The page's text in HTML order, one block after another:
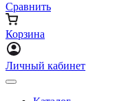
Сравнить
Корзина
Личный кабинет